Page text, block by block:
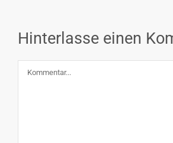
Hinterlasse einen
Kommentar